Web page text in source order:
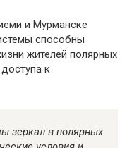
и Мурманске
способны
жителей полярных
к
зеркал в полярных